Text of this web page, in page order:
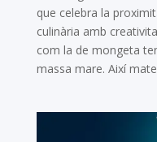
que celebra la
culinària amb
com la de mongeta
massa mare. Així